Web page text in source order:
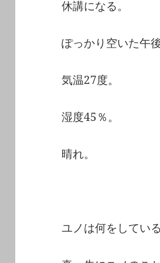
休講になる。
ぽっかり空いた午後
気温27度。
湿度45％。
晴れ。
ユノは何をしてい